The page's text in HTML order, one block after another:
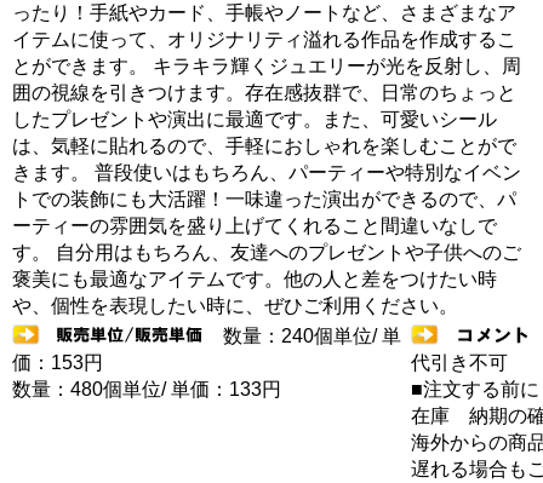
ったり！手紙やカード、手帳やノートなど、さまざまなア
イテムに使って、オリジナリティ溢れる作品を作成するこ
とができます。 キラキラ輝くジュエリーが光を反射し、周
囲の視線を引きつけます。存在感抜群で、日常のちょっと
したプレゼントや演出に最適です。また、可愛いシール
は、気軽に貼れるので、手軽におしゃれを楽しむことがで
きます。 普段使いはもちろん、パーティーや特別なイベン
トでの装飾にも大活躍！一味違った演出ができるので、パ
ーティーの雰囲気を盛り上げてくれること間違いなしで
す。 自分用はもちろん、友達へのプレゼントや子供へのご
褒美にも最適なアイテムです。他の人と差をつけたい時
や、個性を表現したい時に、ぜひご利用ください。
数量：240個単位/ 単
価：153円
数量：480個単位/ 単価：133円
代引き不可
■注文する前に
在庫 納期の
海外からの商
遅れる場合も